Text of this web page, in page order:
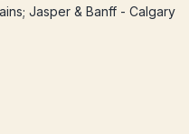
Jasper & Banff - Calgary